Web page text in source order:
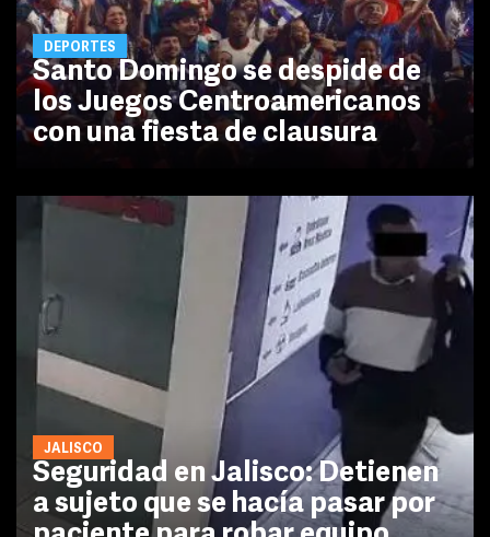
DEPORTES
Santo Domingo se despide de
los Juegos Centroamericanos
con una fiesta de clausura
JALISCO
Seguridad en Jalisco: Detienen
a sujeto que se hacía pasar por